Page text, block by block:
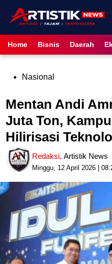
content
Home Bisnis Daerah
PostedNasional
Mentan Andi
Juta Ton,
Hilirisasi
Redaksi,Artistik News
Minggu, 12 April 2026 |